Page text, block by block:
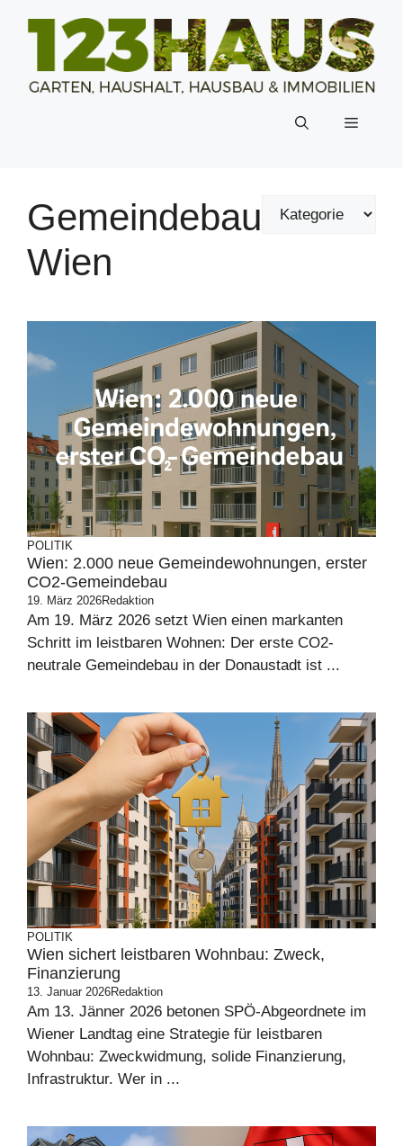
Inhalt
Menü
Gemeindebau
Wien
POLITIK
Wien: 2.000 neue Gemeindewohnungen, erster
CO2-Gemeindebau
19. März 2026Redaktion
Am 19. März 2026 setzt Wien einen markanten
Schritt im leistbaren Wohnen: Der erste CO2-
neutrale Gemeindebau in der Donaustadt ist ...
POLITIK
Wien sichert leistbaren Wohnbau: Zweck,
Finanzierung
13. Januar 2026Redaktion
Am 13. Jänner 2026 betonen SPÖ-Abgeordnete im
Wiener Landtag eine Strategie für leistbaren
Wohnbau: Zweckwidmung, solide Finanzierung,
Infrastruktur. Wer in ...